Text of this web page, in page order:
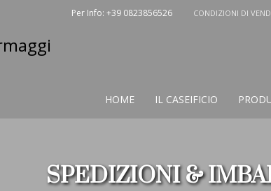
Per Info: +39 0823856526 CONDIZIONI DI
HOME IL CASEIFICIO
SPEDIZIONI &